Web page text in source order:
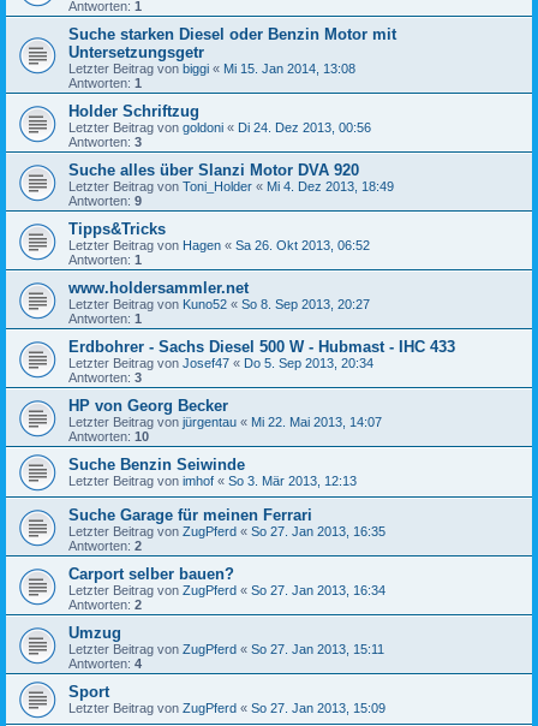
Antworten: 1
Suche starken Diesel oder Benzin Motor mit
Untersetzungsgetr
Letzter Beitrag von biggi « Mi 15. Jan 2014, 13:08
Antworten: 1
Holder Schriftzug
Letzter Beitrag von goldoni « Di 24. Dez 2013, 00:56
Antworten: 3
Suche alles über Slanzi Motor DVA 920
Letzter Beitrag von Toni_Holder « Mi 4. Dez 2013, 18:49
Antworten: 9
Tipps&Tricks
Letzter Beitrag von Hagen « Sa 26. Okt 2013, 06:52
Antworten: 1
www.holdersammler.net
Letzter Beitrag von Kuno52 « So 8. Sep 2013, 20:27
Antworten: 1
Erdbohrer - Sachs Diesel 500 W - Hubmast - IHC 433
Letzter Beitrag von Josef47 « Do 5. Sep 2013, 20:34
Antworten: 3
HP von Georg Becker
Letzter Beitrag von jürgentau « Mi 22. Mai 2013, 14:07
Antworten: 10
Suche Benzin Seiwinde
Letzter Beitrag von imhof « So 3. Mär 2013, 12:13
Suche Garage für meinen Ferrari
Letzter Beitrag von ZugPferd « So 27. Jan 2013, 16:35
Antworten: 2
Carport selber bauen?
Letzter Beitrag von ZugPferd « So 27. Jan 2013, 16:34
Antworten: 2
Umzug
Letzter Beitrag von ZugPferd « So 27. Jan 2013, 15:11
Antworten: 4
Sport
Letzter Beitrag von ZugPferd « So 27. Jan 2013, 15:09